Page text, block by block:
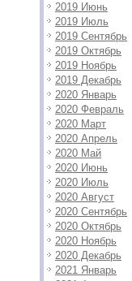
2019 Июнь
2019 Июль
2019 Сентябрь
2019 Октябрь
2019 Ноябрь
2019 Декабрь
2020 Январь
2020 Февраль
2020 Март
2020 Апрель
2020 Май
2020 Июнь
2020 Июль
2020 Август
2020 Сентябрь
2020 Октябрь
2020 Ноябрь
2020 Декабрь
2021 Январь